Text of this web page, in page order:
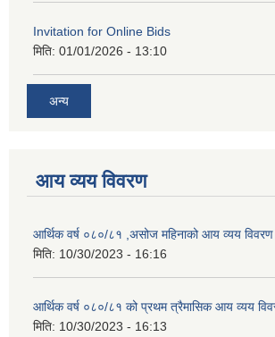
Invitation for Online Bids
मिति: 01/01/2026 - 13:10
अन्य
आय व्यय विवरण
आर्थिक वर्ष ०८०/८१ ,असोज महिनाको आय व्यय
मिति: 10/30/2023 - 16:16
आर्थिक वर्ष ०८०/८१ को प्रथम त्रैमासिक आय व्यय
मिति: 10/30/2023 - 16:13